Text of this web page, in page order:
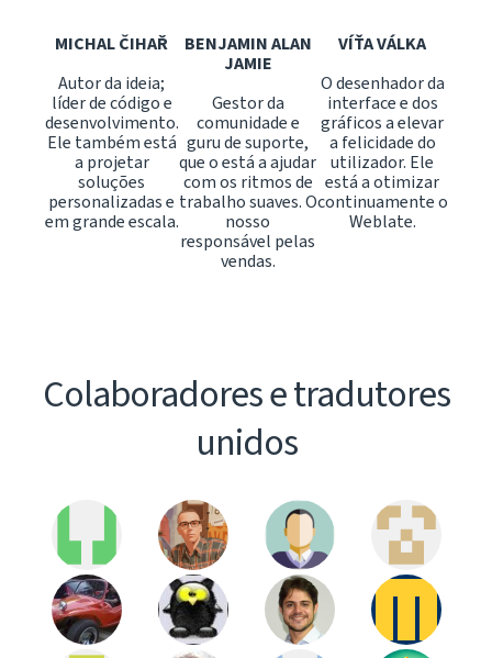
MICHAL ČIHAŘ
Autor da ideia;
líder de código e
desenvolvimento.
Ele também está
a projetar
soluções
personalizadas e
em grande escala.
BENJAMIN ALAN
JAMIE
Gestor da
comunidade e
guru de suporte,
que o está a ajudar
com os ritmos de
trabalho suaves. O
nosso
responsável pelas
vendas.
VÍŤA VÁLKA
O desenhador da
interface e dos
gráficos a elevar
a felicidade do
utilizador. Ele
está a otimizar
continuamente o
Weblate.
Colaboradores e tradutores
unidos